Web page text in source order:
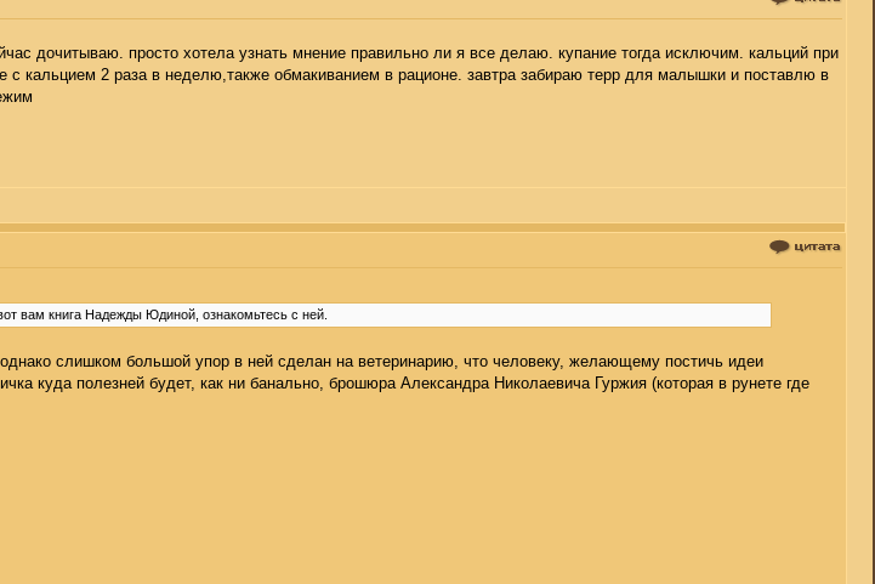
дочитываю. просто хотела узнать мнение правильно ли я все делаю. купание тогда исключим. кальций при
кальцием 2 раза в неделю,также обмакиванием в рационе. завтра забираю терр для малышки и поставлю в
вам книга Надежды Юдиной, ознакомьтесь с ней.
слишком большой упор в ней сделан на ветеринарию, что человеку, желающему постичь идеи
куда полезней будет, как ни банально, брошюра Александра Николаевича Гуржия (которая в рунете где